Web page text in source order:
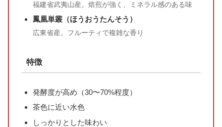
福建省武夷山産。焙煎が強く、ミネラル感のある味
鳳凰単叢（ほうおうたんそう）
広東省産。フルーティで複雑な香り
特徴
発酵度が高め（30〜70%程度）
茶色に近い水色
しっかりとした味わい